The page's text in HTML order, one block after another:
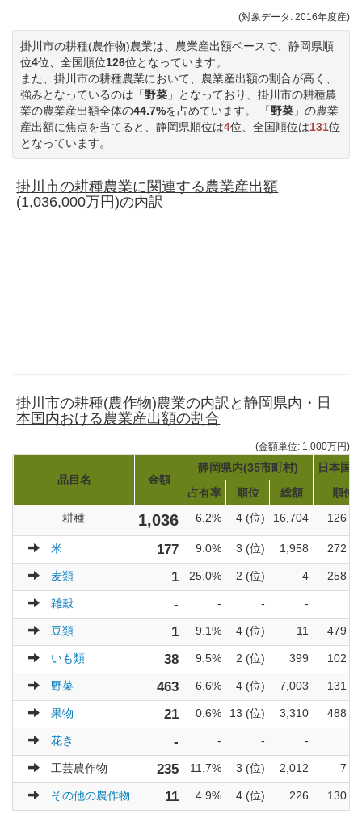
(対象データ: 2016年度産)
掛川市の耕種(農作物)農業は、農業産出額ベースで、静岡県順
位4位、全国順位126位となっています。
また、掛川市の耕種農業において、農業産出額の割合が高く、
強みとなっているのは「野菜 」となっており、掛川市の耕種農
業の農業産出額全体の44.7%を占めています。 「野菜 」の農業
産出額に焦点を当てると、静岡県順位は4位、全国順位は131位
となっています。
掛川市の耕種農業に関連する農業産出額
(1,036,000万円)の内訳
掛川市の耕種(農作物)農業の内訳と静岡県内・日
本国内おける農業産出額の割合
(金額単位: 1,000万円)
品目名 金額
静岡県内(35市町村)
日本国
占有率
順位 総額
順位
耕種
1,036 6.2% 4 (位) 16,704 126 (
米 177 9.0% 3 (位) 1,958 272 (
麦類 1 25.0% 2 (位) 4 258 (
雑穀 - - - -
豆類 1 9.1% 4 (位) 11 479 (
いも類 38 9.5% 2 (位) 399 102 (
野菜 463 6.6% 4 (位) 7,003 131 (
果物 21 0.6% 13 (位) 3,310 488 (
花き - - - -
工芸農作物 235 11.7% 3 (位) 2,012 7 (
その他の農作物 11 4.9% 4 (位) 226 130 (